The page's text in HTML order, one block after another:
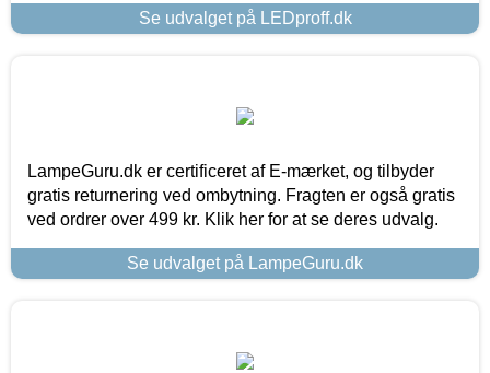
Se udvalget på LEDproff.dk
LampeGuru.dk er certificeret af E-mærket, og tilbyder
gratis returnering ved ombytning. Fragten er også gratis
ved ordrer over 499 kr. Klik her for at se deres udvalg.
Se udvalget på LampeGuru.dk